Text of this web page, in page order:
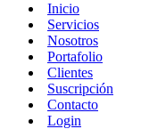
Inicio
Servicios
Nosotros
Portafolio
Clientes
Suscripción
Contacto
Login